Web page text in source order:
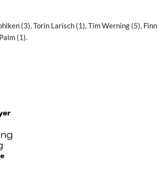
(3), Torin Larisch (1), Tim Werning (5), Finn
(1).